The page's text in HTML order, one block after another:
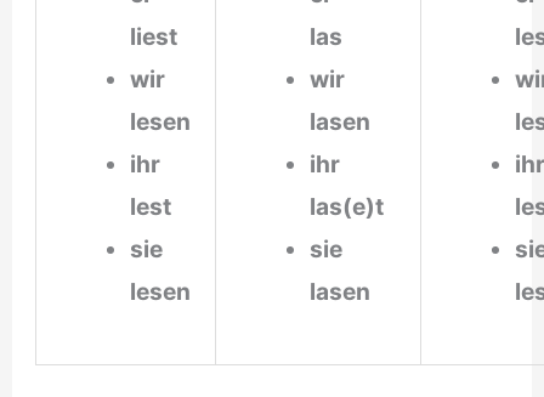
liest
wir
lesen
ihr
lest
sie
lesen
las
wir
lasen
ihr
las(e)t
sie
lasen